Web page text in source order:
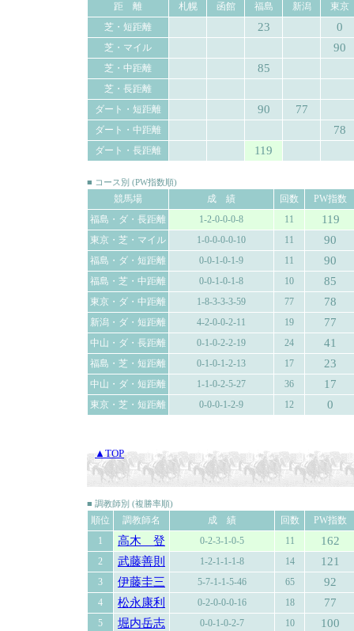
距 離 札幌 函館 福島 新潟
東京
芝・短距離
23 0
芝・マイル 90
芝・中距離 85
芝・長距離
ダート・短距離
90 77
ダート・中距離 78
ダート・長距離 119
■ コース別 (PW指数順)
競馬場 成 績 回数
PW指数
福島・ダ・長距離
1-2-0-0-0-8 11 119
東京・芝・マイル 1-0-0-0-0-10 11 90
福島・ダ・短距離 0-0-1-0-1-9 11 90
福島・芝・中距離 0-0-1-0-1-8 10 85
東京・ダ・中距離 1-8-3-3-3-59 77 78
新潟・ダ・短距離 4-2-0-0-2-11 19 77
中山・ダ・長距離 0-1-0-2-2-19 24 41
福島・芝・短距離 0-1-0-1-2-13 17 23
中山・ダ・短距離 1-1-0-2-5-27 36 17
東京・芝・短距離 0-0-0-1-2-9 12 0
▲TOP
■ 調教師別 (複勝率順)
順位 調教師名 成 績 回数
PW指数
1
高木 登 0-2-3-1-0-5 11 162
2 武藤善則 1-2-1-1-1-8 14 121
3 伊藤圭三 5-7-1-1-5-46 65 92
4 松永康利 0-2-0-0-0-16 18 77
5 堀内岳志 0-0-1-0-2-7 10 100